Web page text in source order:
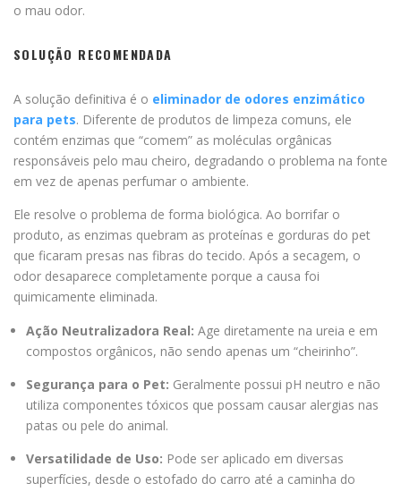
o mau odor.
SOLUÇÃO RECOMENDADA
A solução definitiva é o eliminador de odores enzimático
para pets. Diferente de produtos de limpeza comuns, ele
contém enzimas que “comem” as moléculas orgânicas
responsáveis pelo mau cheiro, degradando o problema na fonte
em vez de apenas perfumar o ambiente.
Ele resolve o problema de forma biológica. Ao borrifar o
produto, as enzimas quebram as proteínas e gorduras do pet
que ficaram presas nas fibras do tecido. Após a secagem, o
odor desaparece completamente porque a causa foi
quimicamente eliminada.
Ação Neutralizadora Real: Age diretamente na ureia e em
compostos orgânicos, não sendo apenas um “cheirinho”.
Segurança para o Pet: Geralmente possui pH neutro e não
utiliza componentes tóxicos que possam causar alergias nas
patas ou pele do animal.
Versatilidade de Uso: Pode ser aplicado em diversas
superfícies, desde o estofado do carro até a caminha do